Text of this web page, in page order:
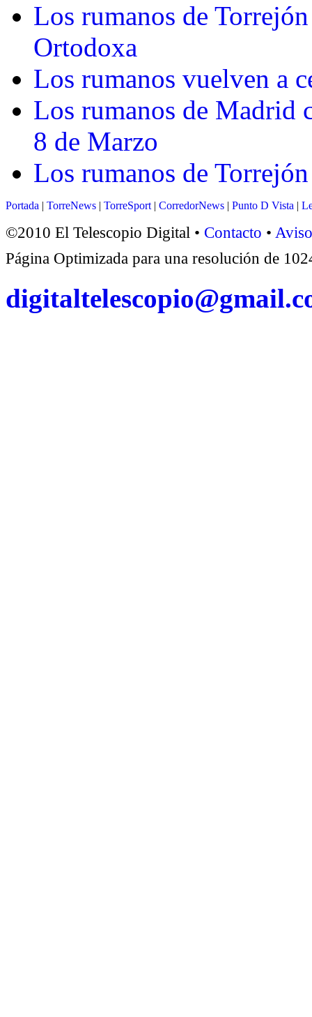
Los rumanos de
Ortodoxa
Los rumanos vuelven a
Los rumanos de Madrid
8 de Marzo
Los rumanos de
Portada | TorreNews | TorreSport | CorredorNews | Punto D Vista |
©2010 El Telescopio Digital • Contacto •
Página Optimizada para una resolución de